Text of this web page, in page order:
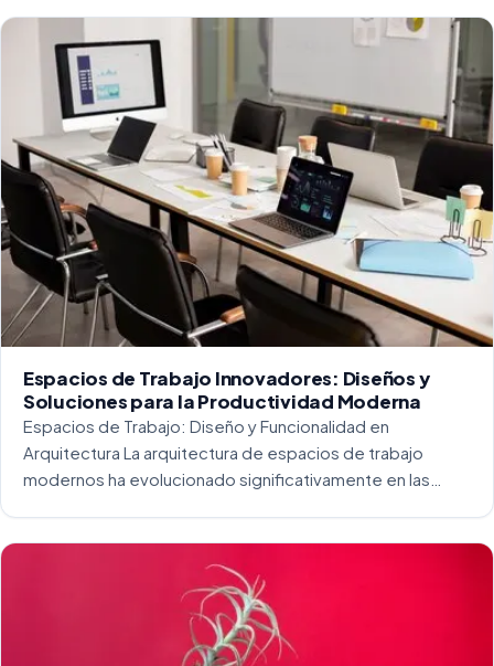
Espacios de Trabajo Innovadores: Diseños y
Soluciones para la Productividad Moderna
Espacios de Trabajo: Diseño y Funcionalidad en
Arquitectura La arquitectura de espacios de trabajo
modernos ha evolucionado significativamente en las